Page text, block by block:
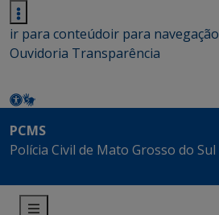
ir para conteúdoir para navegação
Ouvidoria Transparência
PCMS
Polícia Civil de Mato Grosso do Sul